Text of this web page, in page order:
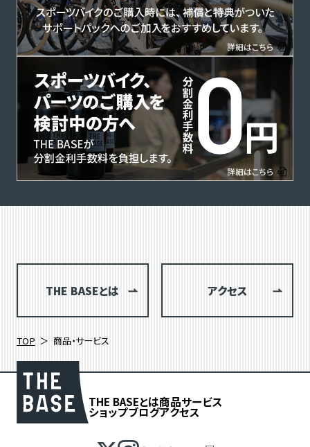
THE BASEとは アクセス
TOP 商品・サービス
THE BASEとは商品サービス
ショップブログアクセス